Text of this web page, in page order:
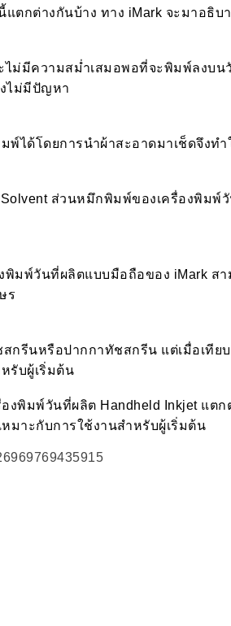
ตกต่างกันบ้าง ทาง iMark จะมาอธิบ
ไม่มีความสม่ำเสมอพอที่จะพิมพ์ลงบ
ไม่มีปัญหา
ได้โดยการนำผ้าสะอาดมาเช็ดจึง
ส่วนหมึกพิมพ์ของเครื่องพิม
มพ์วันที่ผลิตแบบมือถือของ iMark ส
ร
กรีนหรือปากกาทัชสกรีน แต่เมื่อเที
รับผู้เริ่มต้น
พิมพ์วันที่ผลิต Handheld Inkjet แต
มาะกับการใช้งานสำหรับผู้เริ่มต้น